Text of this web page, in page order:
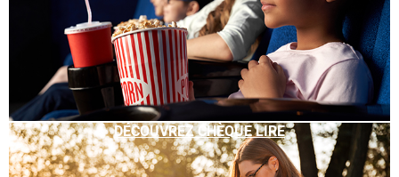
DÉCOUVREZ CHÈQUE LIRE